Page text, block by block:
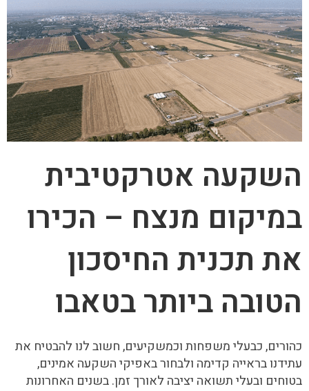
השקעה אטרקטיבית
במיקום מנצח – הכירו
את תכנית החיסכון
הטובה ביותר בטאבו
כהורים, כבעלי משפחות וכמשקיעים, חשוב לנו להבטיח את
עתידנו בראייה קדימה ולבחור באפיקי השקעה אמינים,
בטוחים ובעלי תשואה יציבה לאורך זמן. בשנים האחרונות